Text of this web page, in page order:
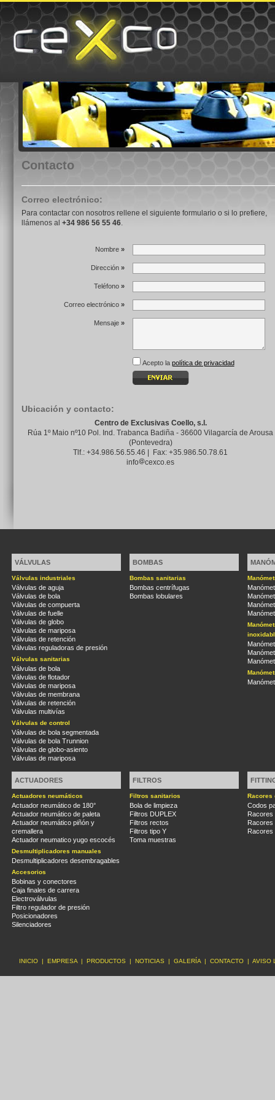
Contacto
Correo electrónico:
Para contactar con nosotros rellene el siguiente formulario o si lo prefiere,
llámenos al +34 986 56 55 46
Nombre »
Dirección »
Teléfono »
Correo electrónico »
Mensaje »
Acepto la política de privacidad
Ubicación y contacto:
Centro de Exclusivas Coello, s.l.
Rúa 1º Maio nº10 Pol. Ind. Trabanca Badiña - 36600 Vilagarcía de Arousa
(Pontevedra)
Tlf.: +34.986.56.55.46 | Fax: +35.986.50.78.61
info
cexco.es
VÁLVULAS
Válvulas industriales
Válvulas de aguja
Válvulas de bola
Válvulas de compuerta
Válvulas de fuelle
Válvulas de globo
Válvulas de mariposa
Válvulas de retención
Válvulas reguladoras de presión
Válvulas sanitarias
Válvulas de bola
Válvulas de flotador
Válvulas de mariposa
Válvulas de membrana
Válvulas de retención
Válvulas multivías
Válvulas de control
Válvulas de bola segmentada
Válvulas de bola Trunnion
Válvulas de globo-asiento
Válvulas de mariposa
BOMBAS
Bombas sanitarias
Bombas centrífugas
Bombas lobulares
ACTUADORES
Actuadores neumáticos
Actuador neumático de 180°
Actuador neumático de paleta
Actuador neumático piñón y
cremallera
Actuador neumatico yugo escocés
Desmultiplicadores manuales
Desmultiplicadores desembragables
Accesorios
Bobinas y conectores
Caja finales de carrera
Electroválvulas
Filtro regulador de presión
Posicionadores
Silenciadores
FILTROS
Filtros sanitarios
Bola de limpieza
Filtros DUPLEX
Filtros rectos
Filtros tipo Y
Toma muestras
Racores
Codos
Racores
Racores
Racores
INICIO | EMPRESA | PRODUCTOS | NOTICIAS | GALERÍA | CONTACTO | AVISO